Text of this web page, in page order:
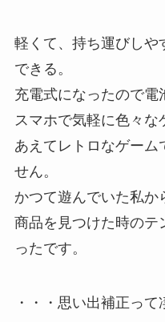
軽くて、持ち運びしや
できる。
充電式になったので電
スマホで気軽に色々な
あえてレトロなゲーム
せん。
かつて遊んでいた私か
商品を見つけた時のテ
ったです。
・・・思い出補正って